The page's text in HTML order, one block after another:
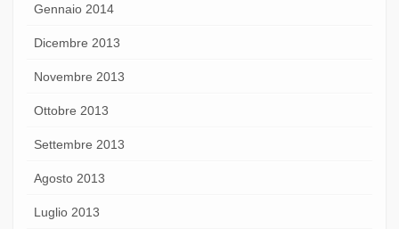
Gennaio 2014
Dicembre 2013
Novembre 2013
Ottobre 2013
Settembre 2013
Agosto 2013
Luglio 2013